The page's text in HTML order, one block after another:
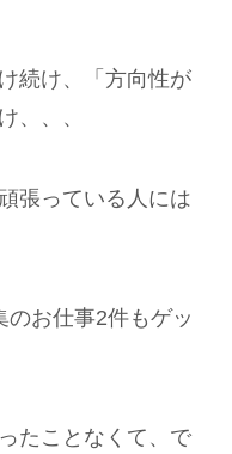
続け、「方向性が
、、、
張っている人には
お仕事2件もゲッ
たことなくて、で